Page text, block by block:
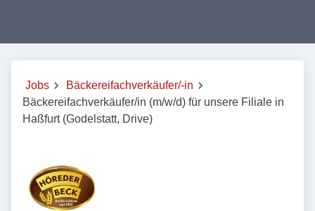
Jobs
Bäckereifachverkäufer/-in
Bäckereifachverkäufer/in (m/w/d) für unsere Filiale in
Haßfurt (Godelstatt, Drive)